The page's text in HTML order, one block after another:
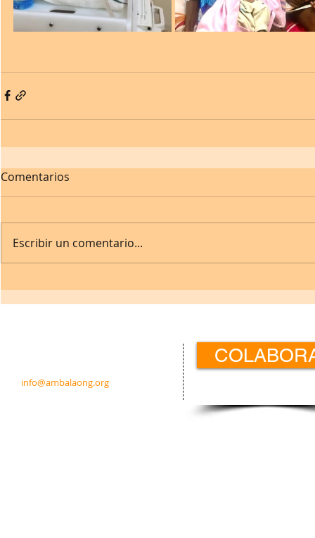
Comentarios
Escribir un comentario...
info@ambalaong.org